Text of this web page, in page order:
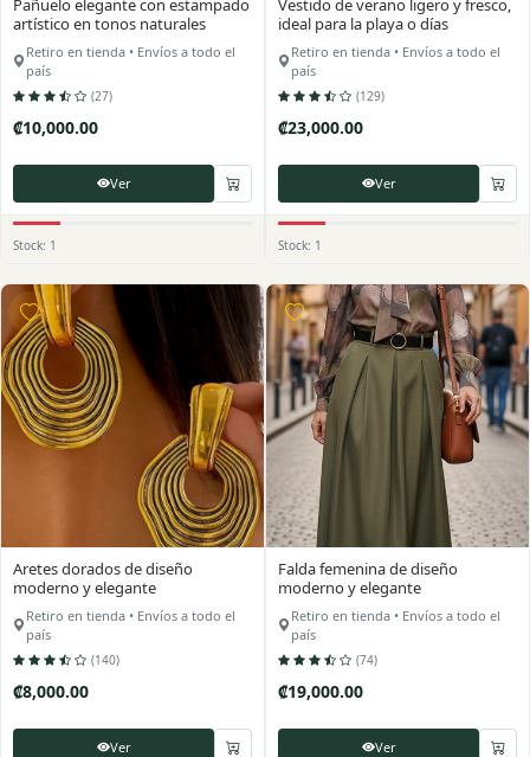
Pañuelo elegante con estampado
artístico en tonos naturales
Retiro en tienda • Envíos a todo el
país
(27)
₡10,000.00
Ver
Stock: 1
Vestido de verano ligero y fresco,
ideal para la playa o días
soleados.
Retiro en tienda • Envíos a todo el
país
(129)
₡23,000.00
Ver
Stock: 1
Aretes dorados de diseño
moderno y elegante
Retiro en tienda • Envíos a todo el
país
(140)
₡8,000.00
Ver
Falda femenina de diseño
moderno y elegante
Retiro en tienda • Envíos a todo el
país
(74)
₡19,000.00
Ver